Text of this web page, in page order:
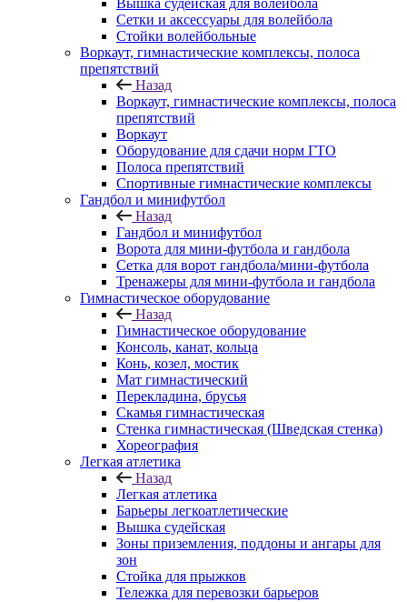
Вышка судейская для волейбола
Сетки и аксессуары для волейбола
Стойки волейбольные
Воркаут, гимнастические комплексы, полоса
препятствий
Назад
Воркаут, гимнастические комплексы, полоса
препятствий
Воркаут
Оборудование для сдачи норм ГТО
Полоса препятствий
Спортивные гимнастические комплексы
Гандбол и минифутбол
Назад
Гандбол и минифутбол
Ворота для мини-футбола и гандбола
Сетка для ворот гандбола/мини-футбола
Тренажеры для мини-футбола и гандбола
Гимнастическое оборудование
Назад
Гимнастическое оборудование
Консоль, канат, кольца
Конь, козел, мостик
Мат гимнастический
Перекладина, брусья
Скамья гимнастическая
Стенка гимнастическая (Шведская стенка)
Хореография
Легкая атлетика
Назад
Легкая атлетика
Барьеры легкоатлетические
Вышка судейская
Зоны приземления, поддоны и ангары для
зон
Стойка для прыжков
Тележка для перевозки барьеров